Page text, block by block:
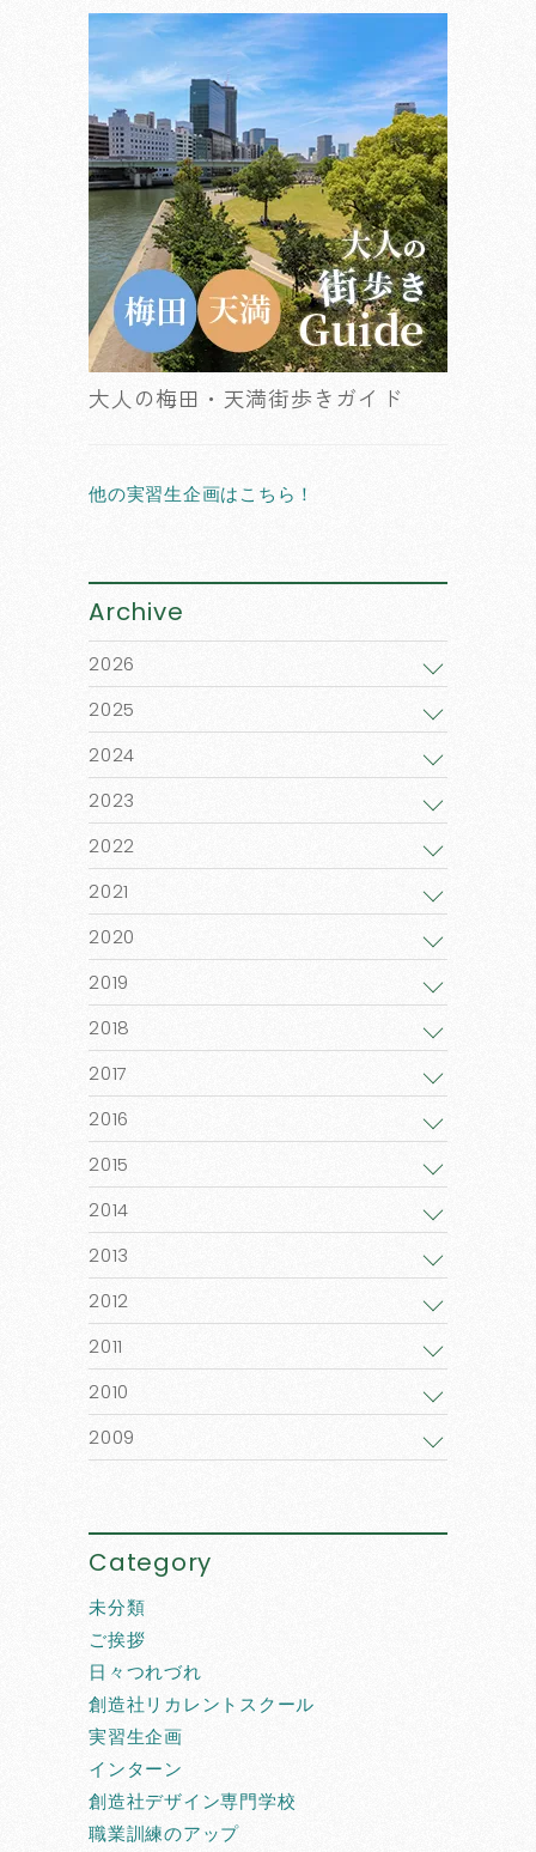
大人の梅田・天満街歩きガイド
他の実習生企画はこちら！
Archive
2026
2025
2024
2023
2022
2021
2020
2019
2018
2017
2016
2015
2014
2013
2012
2011
2010
2009
Category
未分類
ご挨拶
日々つれづれ
創造社リカレントスクール
実習生企画
インターン
創造社デザイン専門学校
職業訓練のアップ